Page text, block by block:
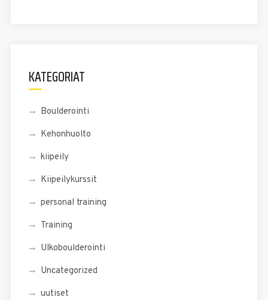
KATEGORIAT
Boulderointi
Kehonhuolto
kiipeily
Kiipeilykurssit
personal training
Training
Ulkoboulderointi
Uncategorized
uutiset